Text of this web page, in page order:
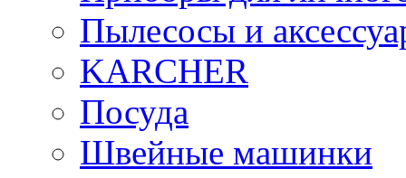
Пылесосы и
KARCHER
Посуда
Швейные машинки